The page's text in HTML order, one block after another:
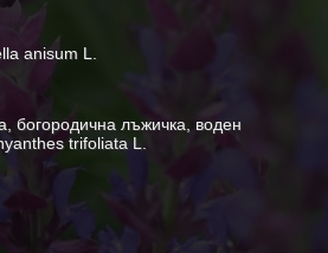
anisum L.
богородична лъжичка, воден
trifoliata L.